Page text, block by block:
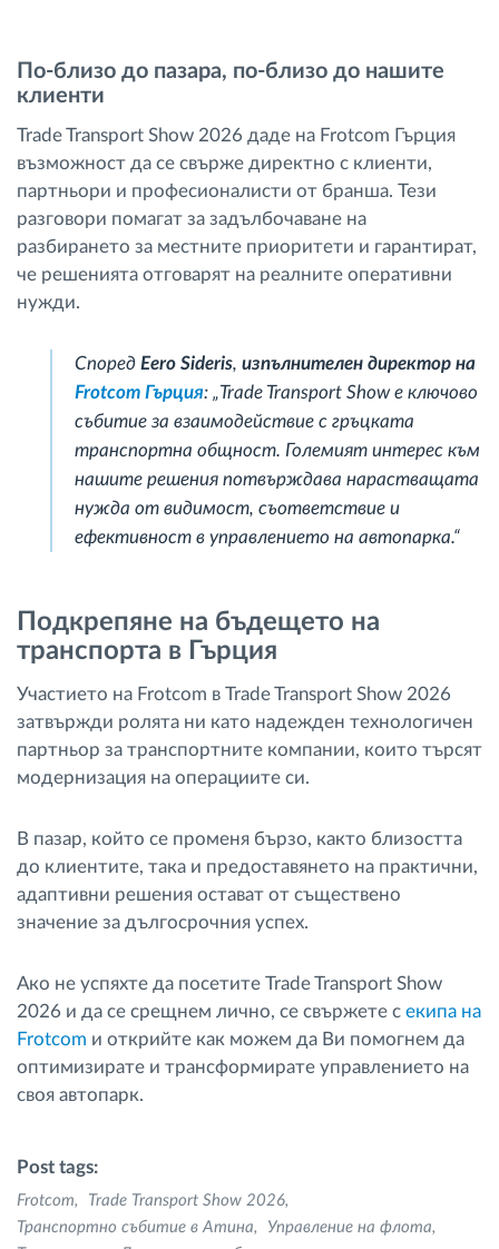
По-близо до пазара, по-близо до нашите
клиенти
Trade Transport Show 2026 даде на Frotcom Гърция
възможност да се свърже директно с клиенти,
партньори и професионалисти от бранша. Тези
разговори помагат за задълбочаване на
разбирането за местните приоритети и гарантират,
че решенията отговарят на реалните оперативни
нужди.
Според Eero Sideris, изпълнителен директор на
Frotcom Гърция: „Trade Transport Show е ключово
събитие за взаимодействие с гръцката
транспортна общност. Големият интерес към
нашите решения потвърждава нарастващата
нужда от видимост, съответствие и
ефективност в управлението на автопарка.“
Подкрепяне на бъдещето на
транспорта в Гърция
Участието на Frotcom в Trade Transport Show 2026
затвържди ролята ни като надежден технологичен
партньор за транспортните компании, които търсят
модернизация на операциите си.
В пазар, който се променя бързо, както близостта
до клиентите, така и предоставянето на практични,
адаптивни решения остават от съществено
значение за дългосрочния успех.
Ако не успяхте да посетите Trade Transport Show
2026 и да се срещнем лично, се свържете с екипа на
Frotcom и открийте как можем да Ви помогнем да
оптимизирате и трансформирате управлението на
своя автопарк.
Post tags:
Frotcom
Trade Transport Show 2026
Транспортно събитие в Атина
Управление на флота